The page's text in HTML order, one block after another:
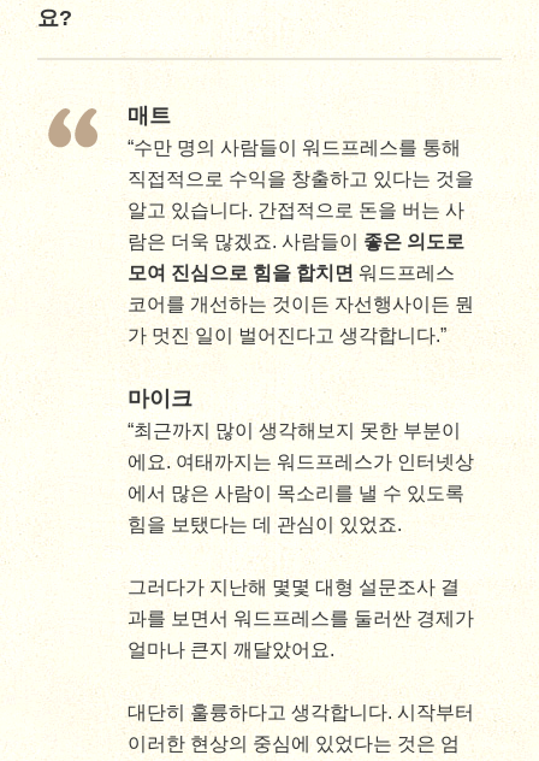
요?
매트
“수만 명의 사람들이 워드프레스를 통해
직접적으로 수익을 창출하고 있다는 것을
알고 있습니다. 간접적으로 돈을 버는 사
람은 더욱 많겠죠. 사람들이 좋은 의도로
모여 진심으로 힘을 합치면 워드프레스
코어를 개선하는 것이든 자선행사이든 뭔
가 멋진 일이 벌어진다고 생각합니다.”
마이크
“최근까지 많이 생각해보지 못한 부분이
에요. 여태까지는 워드프레스가 인터넷상
에서 많은 사람이 목소리를 낼 수 있도록
힘을 보탰다는 데 관심이 있었죠.
그러다가 지난해 몇몇 대형 설문조사 결
과를 보면서 워드프레스를 둘러싼 경제가
얼마나 큰지 깨달았어요.
대단히 훌륭하다고 생각합니다. 시작부터
이러한 현상의 중심에 있었다는 것은 엄